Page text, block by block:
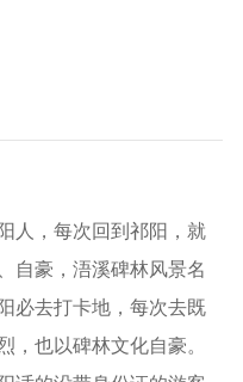
人，每次回到祁阳，就
自豪，浯溪碑林风景名
必去打卡地，每次去既
，也以碑林文化自豪。